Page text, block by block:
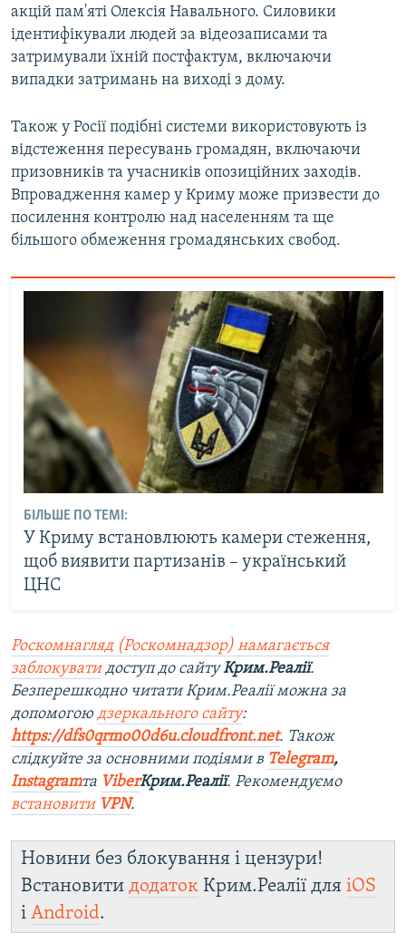
акцій пам'яті Олексія Навального. Силовики
ідентифікували людей за відеозаписами та
затримували їхній постфактум, включаючи
випадки затримань на виході з дому. ​
Також у Росії подібні системи використовують із
відстеження пересувань громадян, включаючи
призовників та учасників опозиційних заходів.
Впровадження камер у Криму може призвести до
посилення контролю над населенням та ще
більшого обмеження громадянських свобод.
БІЛЬШЕ ПО ТЕМІ:
У Криму встановлюють камери стеження,
щоб виявити партизанів – український
ЦНС
Роскомнагляд (Роскомнадзор) намагається
заблокуватидоступ до сайтуКрим.Реалії.
Безперешкодно читати Крим.Реалії можна за
допомогою дзеркального сайту:
https://dfs0qrmo00d6u.cloudfront.net. Також
слідкуйте за основними подіями в Telegram,
Instagramта ViberКрим.Реалії. Рекомендуємо
встановити VPN.
Новини без блокування і цензури!
Встановити додаток Крим.Реалії для iOS
і Android.